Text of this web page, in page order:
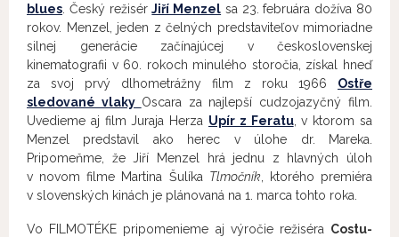
blues . Český režisérJiří Menzel sa 23. februára dožíva 80
rokov. Menzel, jeden z čelných predstaviteľov mimoriadne
silnej generácie začínajúcej v československej
kinematografii v 60. rokoch minulého storočia, získal hneď
za svoj prvý dlhometrážny film z roku 1966 Ostře
sledované vlaky Oscara za najlepší cudzojazyčný film.
Uvedieme aj film Juraja Herza Upír z Feratu, v ktorom sa
Menzel predstavil ako herec v úlohe dr. Mareka.
Pripomeňme, že Jiří Menzel hrá jednu z hlavných úloh
v novom filme Martina Šulíka Tlmočník, ktorého premiéra
v slovenských kinách je plánovaná na 1. marca tohto roka.
Vo FILMOTÉKE pripomenieme aj výročie režiséra Costu-